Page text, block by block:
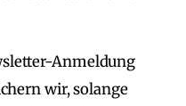
Anmeldung
wir, solange